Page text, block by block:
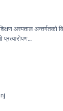
अस्पताल अन्तर्गतको